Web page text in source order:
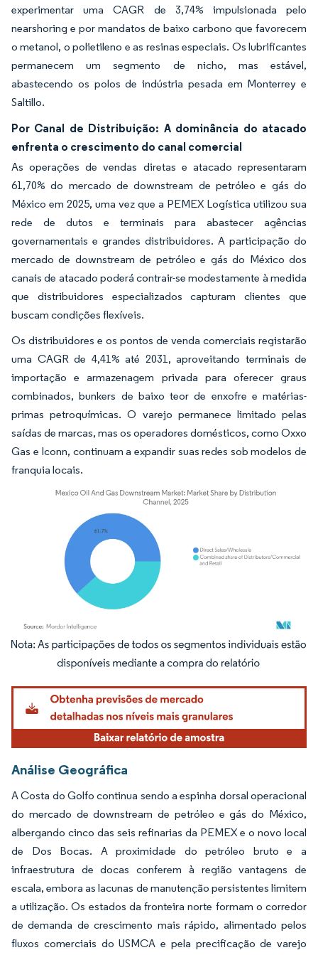
experimentar uma CAGR de 3,74% impulsionada pelo
nearshoring e por mandatos de baixo carbono que favorecem
o metanol, o polietileno e as resinas especiais. Os lubrificantes
permanecem um segmento de nicho, mas estável,
abastecendo os polos de indústria pesada em Monterrey e
Saltillo.
Por Canal de Distribuição: A dominância do atacado
enfrenta o crescimento do canal comercial
As operações de vendas diretas e atacado representaram
61,70% do mercado de downstream de petróleo e gás do
México em 2025, uma vez que a PEMEX Logística utilizou sua
rede de dutos e terminais para abastecer agências
governamentais e grandes distribuidores. A participação do
mercado de downstream de petróleo e gás do México dos
canais de atacado poderá contrair-se modestamente à medida
que distribuidores especializados capturam clientes que
buscam condições flexíveis.
Os distribuidores e os pontos de venda comerciais registarão
uma CAGR de 4,41% até 2031, aproveitando terminais de
importação e armazenagem privada para oferecer graus
combinados, bunkers de baixo teor de enxofre e matérias-
primas petroquímicas. O varejo permanece limitado pelas
saídas de marcas, mas os operadores domésticos, como Oxxo
Gas e Iconn, continuam a expandir suas redes sob modelos de
franquia locais.
Imagem © Mordor Intelligence. O reuso requer atribuição conforme CC BY 4.0.
Análise Geográfica
A Costa do Golfo continua sendo a espinha dorsal operacional
do mercado de downstream de petróleo e gás do México,
albergando cinco das seis refinarias da PEMEX e o novo local
de Dos Bocas. A proximidade do petróleo bruto e a
infraestrutura de docas conferem à região vantagens de
escala, embora as lacunas de manutenção persistentes limitem
a utilização. Os estados da fronteira norte formam o corredor
de demanda de crescimento mais rápido, alimentado pelos
fluxos comerciais do USMCA e pela precificação de varejo